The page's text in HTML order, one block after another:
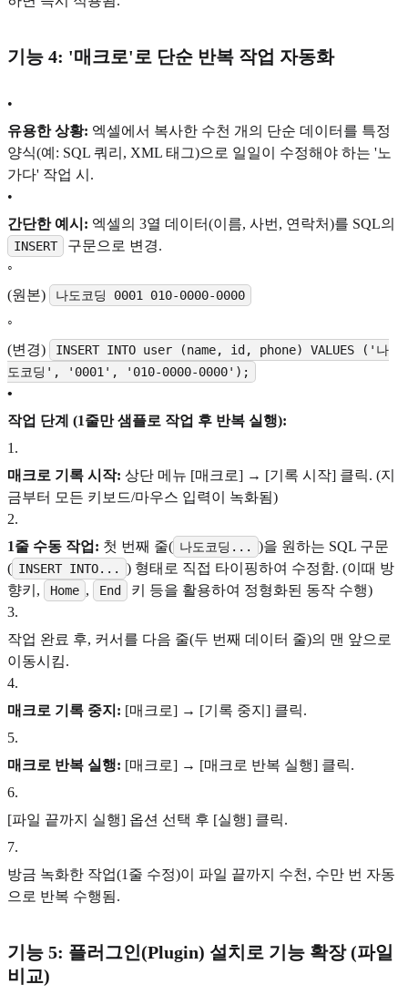
기능 4: '매크로'로 단순 반복 작업 자동화
•
유용한 상황: 엑셀에서 복사한 수천 개의 단순 데이터를 특정
양식(예: SQL 쿼리, XML 태그)으로 일일이 수정해야 하는 '노
가다' 작업 시.
•
간단한 예시: 엑셀의 3열 데이터(이름, 사번, 연락처)를 SQL의
INSERT
구문으로 변경.
◦
(원본)
나도코딩 0001 010-0000-0000
◦
(변경)
INSERT INTO user (name, id, phone) VALUES ('나
도코딩', '0001', '010-0000-0000');
•
작업 단계 (1줄만 샘플로 작업 후 반복 실행):
1 .
매크로 기록 시작: 상단 메뉴 [매크로] → [기록 시작] 클릭. (지
금부터 모든 키보드/마우스 입력이 녹화됨)
2.
1줄 수동 작업: 첫 번째 줄( 나도코딩...
)을 원하는 SQL 구문
( INSERT INTO...
) 형태로 직접 타이핑하여 수정함. (이때 방
향키,
Home , End
키 등을 활용하여 정형화된 동작 수행)
3.
작업 완료 후, 커서를 다음 줄(두 번째 데이터 줄)의 맨 앞으로
이동시킴.
4.
매크로 기록 중지: [매크로] → [기록 중지] 클릭.
5.
매크로 반복 실행: [매크로] → [매크로 반복 실행] 클릭.
6.
[파일 끝까지 실행] 옵션 선택 후 [실행] 클릭.
7.
방금 녹화한 작업(1줄 수정)이 파일 끝까지 수천, 수만 번 자동
으로 반복 수행됨.
기능 5: 플러그인(Plugin) 설치로 기능 확장 (파일
비교)